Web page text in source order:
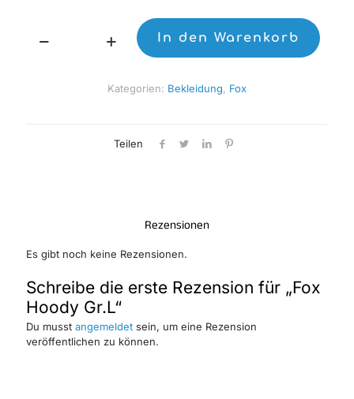
45,90 €35,90 €.
Fox
In den Warenkorb
Kategorien: Bekleidung, Fox
Teilen
Rezensionen
Es gibt noch keine Rezensionen.
Schreibe die erste Rezension für „Fox
Hoody Gr.L“
Du musst angemeldet sein, um eine Rezension
veröffentlichen zu können.